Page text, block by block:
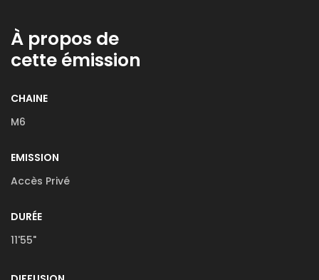
À propos de
cette émission
CHAINE
M6
EMISSION
Accès Privé
DURÉE
11'55"